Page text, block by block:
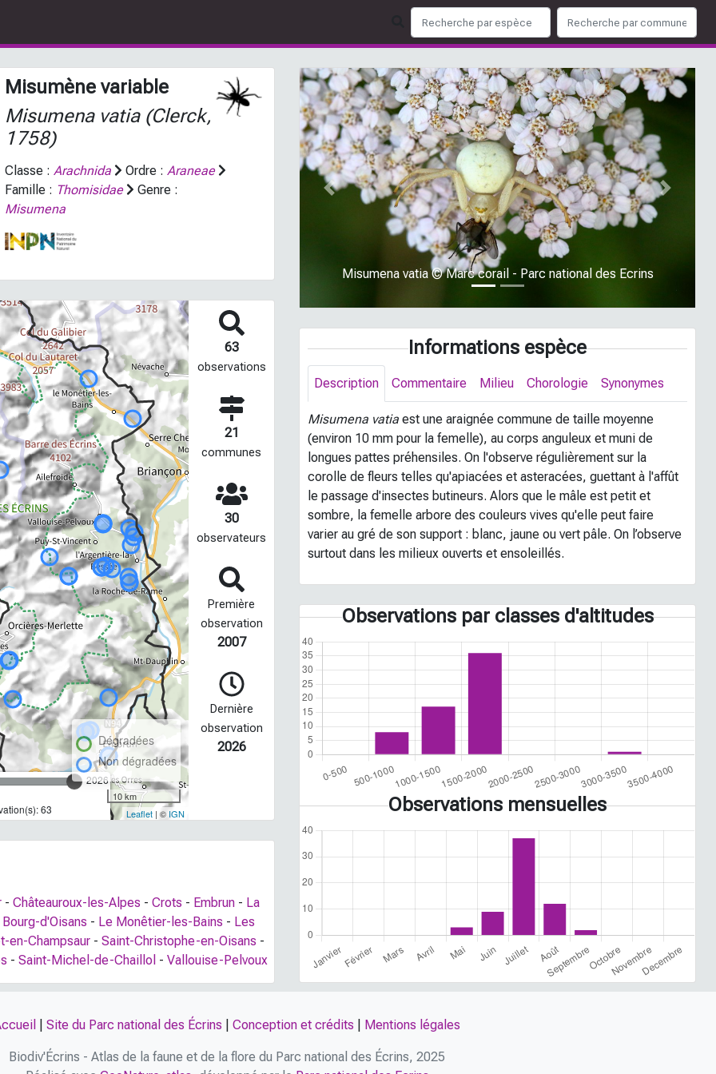
Misumène variable
Misumena vatia(Clerck,
1758)
Classe : Arachnida Ordre : Araneae
Famille : Thomisidae
Genre :
Misumena
2026
63
Dégradées
Non dégradées
10 km
Leaflet| © IGN
63
observations
21
communes
30
observateurs
Première
observation
2007
Dernière
observation
2026
- Châteauroux-les-Alpes - Crots - Embrun - La
d'Oisans - Le Monêtier-les-Bains - Les
en-Champsaur - Saint-Christophe-en-Oisans -
- Saint-Michel-de-Chaillol - Vallouise-Pelvoux
Misumena vatia © Marc corail - Parc national des Ecrins
Previous Next
Informations espèce
Description Commentaire Milieu Chorologie Synonymes
Misumena vatia est une araignée commune de taille moyenne
(environ 10 mm pour la femelle), au corps anguleux et muni de
longues pattes préhensiles. On l'observe régulièrement sur la
corolle de fleurs telles qu'apiacées et asteracées, guettant à l'affût
le passage d'insectes butineurs. Alors que le mâle est petit et
sombre, la femelle arbore des couleurs vives qu'elle peut faire
varier au gré de son support : blanc, jaune ou vert pâle. On l’observe
surtout dans les milieux ouverts et ensoleillés.
Observations par classes d'altitudes
Observations mensuelles
Site du Parc national des Écrins Conception et crédits Mentions légales
Biodiv'Écrins - Atlas de la faune et de la flore du Parc national des Écrins, 2025